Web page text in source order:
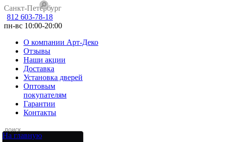
Санкт-Петербург
812 603-78-18
пн-вс 10:00-20:00
О компании Арт-Деко
Отзывы
Наши акции
Доставка
Установка дверей
Оптовым
покупателям
Гарантии
Контакты
На главную